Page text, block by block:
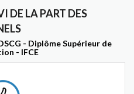
DE LA PART DES
- Diplôme Supérieur de
- IFCE